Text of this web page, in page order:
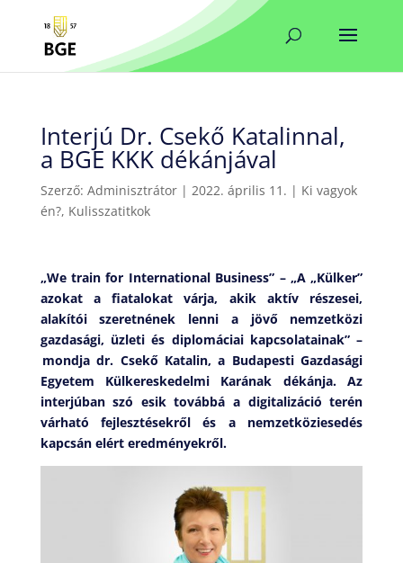
Interjú Dr. Csekő Katalinnal,
a BGE KKK dékánjával
Szerző: Adminisztrátor| 2022. április 11. | Ki vagyok
én?, Kulisszatitkok
„We train for International Business” – „A „Külker”
azokat a fiatalokat várja, akik aktív részesei,
alakítói szeretnének lenni a jövő nemzetközi
gazdasági, üzleti és diplomáciai kapcsolatainak” –
mondja dr. Csekő Katalin, a Budapesti Gazdasági
Egyetem Külkereskedelmi Karának dékánja. Az
interjúban szó esik továbbá a digitalizáció terén
várható fejlesztésekről és a nemzetköziesedés
kapcsán elért eredményekről.